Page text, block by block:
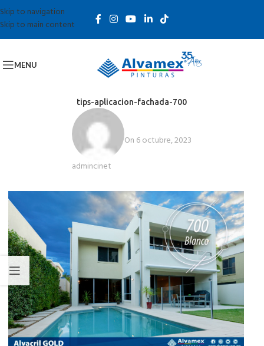
Skip to navigation
Skip to main content
MENU
tips-aplicacion-fachada-700
admincinet
On 6 octubre, 2023